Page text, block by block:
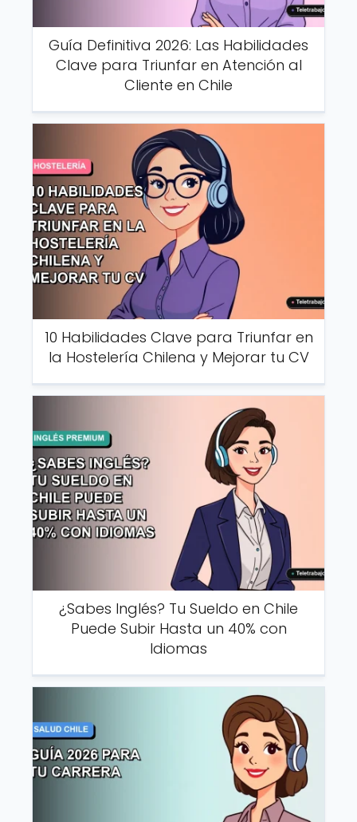
Guía Definitiva 2026: Las Habilidades
Clave para Triunfar en Atención al
Cliente en Chile
10 Habilidades Clave para Triunfar en
la Hostelería Chilena y Mejorar tu CV
¿Sabes Inglés? Tu Sueldo en Chile
Puede Subir Hasta un 40% con
Idiomas